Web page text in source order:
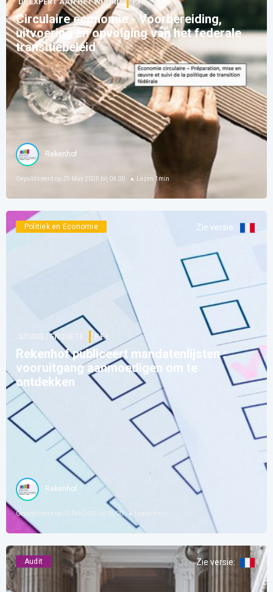
DE EXPERT AAN HET WOORD F.F.F.
Circulaire economie - Voorbereiding,
uitvoering en opvolging van het federale
transitiebeleid
Rekenhof
Gepubliceerd op 29 May 2025 bij 08:00 Lezen 1 min
Politiek en Economie Zie versie:
STUDIE | ENQUETE F.F.F.
Rekenhof publiceert mandatenlijsten :
vooruitgang aanmoedigen om te
ontdekken
Rekenhof
Gepubliceerd op 23 Feb 2025 bij 05:00
Audit Zie versie: